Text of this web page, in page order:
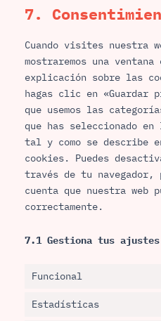
7.
Cuando visites nuestra
mostraremos una ventana
explicación sobre las
hagas clic en «Guardar
que usemos las
que has seleccionado en
tal y como se describe
cookies. Puedes
través de tu
cuenta que nuestra web
correctamente.
7.1 Gestiona tus
Funcional
Estadísticas